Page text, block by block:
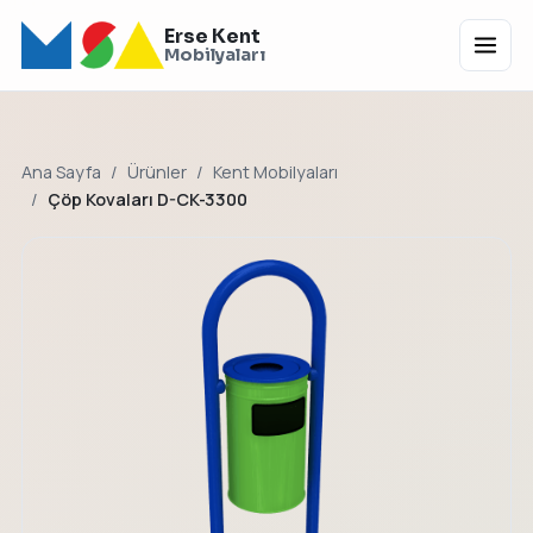
Erse Kent
Mobilyaları Menü
Ana Sayfa Ürünler
Kent Mobilyaları
Çöp Kovaları D-CK-3300